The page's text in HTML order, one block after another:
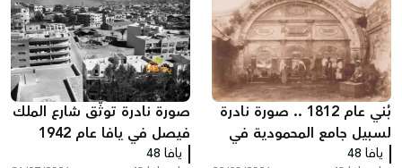
بُني عام 1812 .. صورة نادرة
لسبيل جامع المحمودية في
مدينة يافا
يافا 48
صورة نادرة توثّق شارع الملك
فيصل في يافا عام 1942
وتكشف ملامح حضارتها
يافا 48